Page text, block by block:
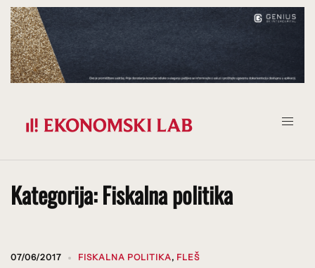
Prijeđi
na
sadržaj
Kategorija:Fiskalna politika
07/06/2017 FISKALNA POLITIKA, FLEŠ